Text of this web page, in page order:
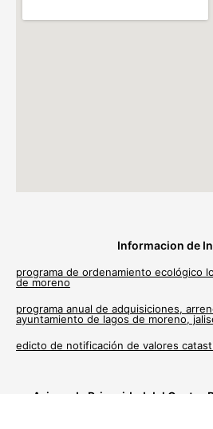
Informacion de
programa de ordenamiento ecológico
de moreno
programa anual de adquisiciones,
ayuntamiento de lagos de moreno,
edicto de notificación de valores
Avisos de Privacidad del Centro